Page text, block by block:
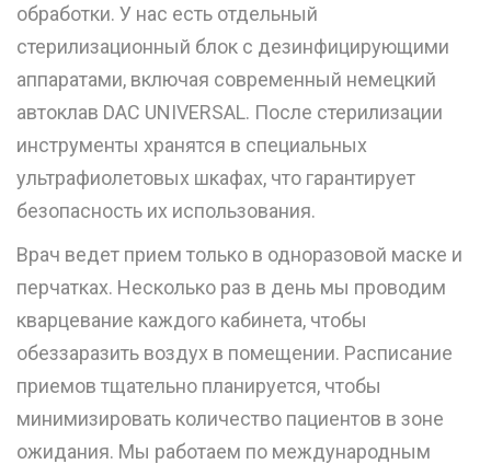
обработки. У нас есть отдельный
стерилизационный блок с дезинфицирующими
аппаратами, включая современный немецкий
автоклав DAC UNIVERSAL. После стерилизации
инструменты хранятся в специальных
ультрафиолетовых шкафах, что гарантирует
безопасность их использования.
Врач ведет прием только в одноразовой маске и
перчатках. Несколько раз в день мы проводим
кварцевание каждого кабинета, чтобы
обеззаразить воздух в помещении. Расписание
приемов тщательно планируется, чтобы
минимизировать количество пациентов в зоне
ожидания. Мы работаем по международным